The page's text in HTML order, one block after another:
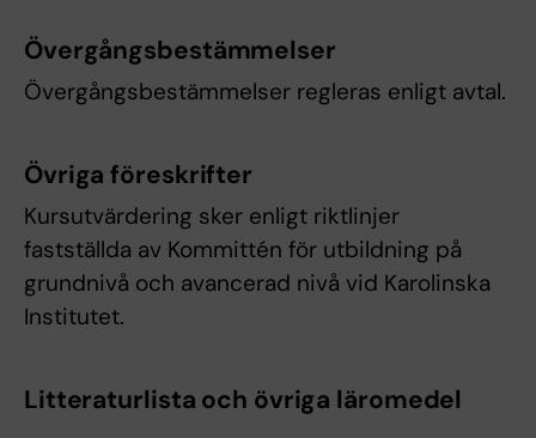
Övergångsbestämmelser
Övergångsbestämmelser regleras enligt avtal.
Övriga föreskrifter
Kursutvärdering sker enligt riktlinjer
fastställda av Kommittén för utbildning på
grundnivå och avancerad nivå vid Karolinska
Institutet.
Litteraturlista och övriga läromedel